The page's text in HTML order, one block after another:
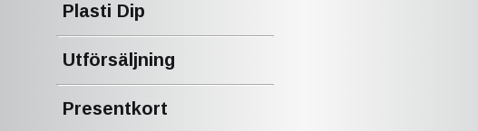
Plasti Dip
Utförsäljning
Presentkort